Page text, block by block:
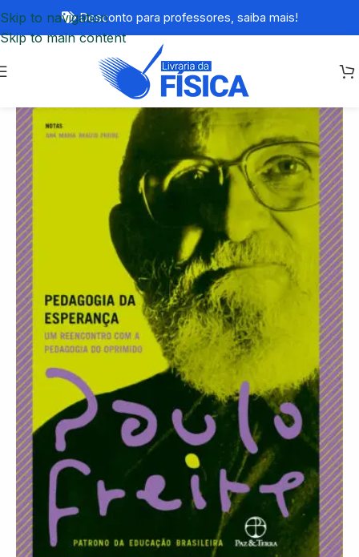
Skip to navigation
Skip to main content
Desconto para professores, saiba mais!